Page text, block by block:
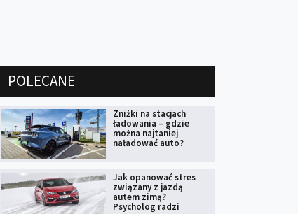
POLECANE
Zniżki na stacjach
ładowania – gdzie
można najtaniej
naładować auto?
Jak opanować stres
związany z jazdą
autem zimą?
Psycholog radzi